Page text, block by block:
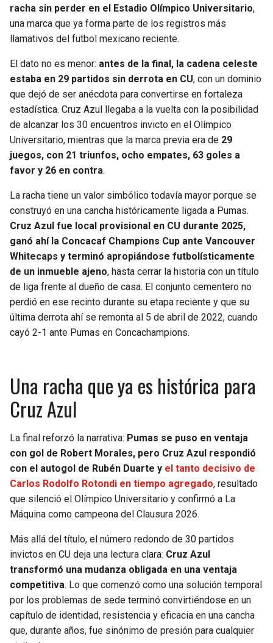
FALCONS
PANTHERS
SAINTS
BUCCANEERS
TRAIL BLAZERS
JAZZ
racha sin perder en el Estadio Olímpico Universitario,
una marca que ya forma parte de los registros más
llamativos del futbol mexicano reciente.
El dato no es menor: antes de la final, la cadena celeste
estaba en 29 partidos sin derrota en CU, con un dominio
que dejó de ser anécdota para convertirse en fortaleza
estadística. Cruz Azul llegaba a la vuelta con la posibilidad
de alcanzar los 30 encuentros invicto en el Olímpico
Universitario, mientras que la marca previa era de 29
juegos, con 21 triunfos, ocho empates, 63 goles a
favor y 26 en contra.
La racha tiene un valor simbólico todavía mayor porque se
construyó en una cancha históricamente ligada a Pumas.
Cruz Azul fue local provisional en CU durante 2025,
ganó ahí la Concacaf Champions Cup ante Vancouver
Whitecaps y terminó apropiándose futbolísticamente
de un inmueble ajeno, hasta cerrar la historia con un título
de liga frente al dueño de casa. El conjunto cementero no
perdió en ese recinto durante su etapa reciente y que su
última derrota ahí se remonta al 5 de abril de 2022, cuando
cayó 2-1 ante Pumas en Concachampions.
Una racha que ya es histórica para
Cruz Azul
La final reforzó la narrativa: Pumas se puso en ventaja
con gol de Robert Morales, pero Cruz Azul respondió
con el autogol de Rubén Duarte y el tanto decisivo de
Carlos Rodolfo Rotondi en tiempo agregado, resultado
que silenció el Olímpico Universitario y confirmó a La
Máquina como campeona del Clausura 2026.
Más allá del título, el número redondo de 30 partidos
invictos en CU deja una lectura clara: Cruz Azul
transformó una mudanza obligada en una ventaja
competitiva. Lo que comenzó como una solución temporal
por los problemas de sede terminó convirtiéndose en un
capítulo de identidad, resistencia y eficacia en una cancha
que, durante años, fue sinónimo de presión para cualquier